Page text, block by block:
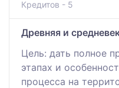
Кредитов - 5
Древняя и
Цель: дать полное
этапах и
процесса на